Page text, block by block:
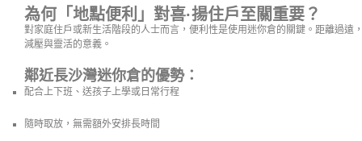
為何「地點便利」對喜·揚住戶至關重要？
對家庭住戶或新生活階段的人士而言，便利性是使用迷你倉的關鍵。距離過遠
減壓與靈活的意義。
鄰近長沙灣迷你倉的優勢：
配合上下班、送孩子上學或日常行程
隨時取放，無需額外安排長時間